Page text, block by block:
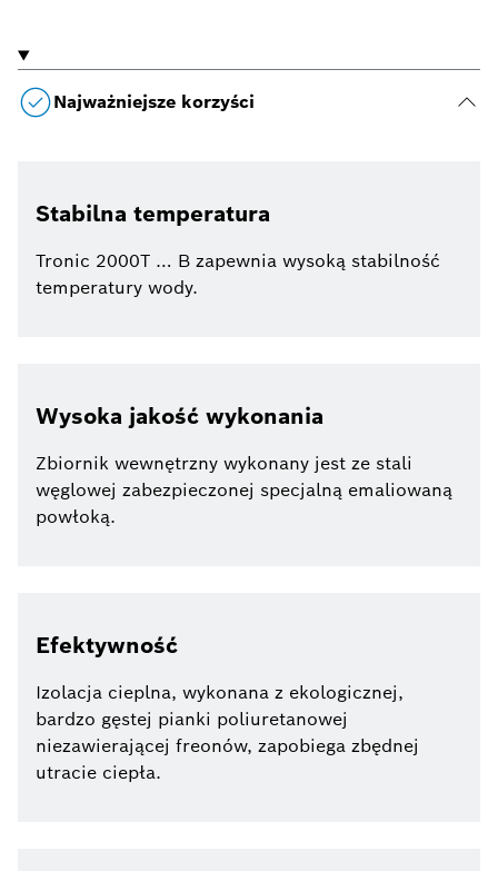
Najważniejsze korzyści
Stabilna temperatura
Tronic 2000T … B zapewnia wysoką stabilność
temperatury wody.
Wysoka jakość wykonania
Zbiornik wewnętrzny wykonany jest ze stali
węglowej zabezpieczonej specjalną emaliowaną
powłoką.
Efektywność
Izolacja cieplna, wykonana z ekologicznej,
bardzo gęstej pianki poliuretanowej
niezawierającej freonów, zapobiega zbędnej
utracie ciepła.